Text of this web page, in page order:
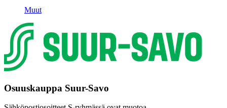
Muut
Osuuskauppa Suur-Savo